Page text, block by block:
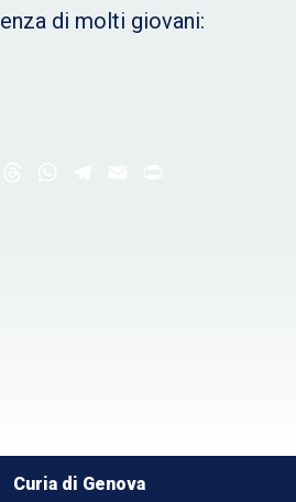
di molti giovani:
Curia di Genova